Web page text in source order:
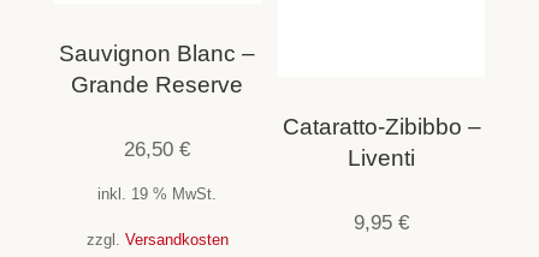
Sauvignon Blanc –
Grande Reserve
26,50€
inkl. 19 % MwSt.
zzgl. Versandkosten
Cataratto-Zibibbo –
Liventi
9,95€